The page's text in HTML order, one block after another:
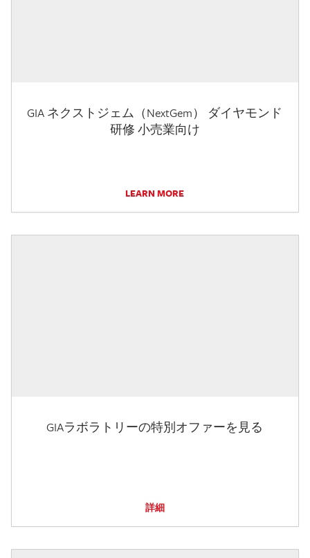
GIA ネクストジェム（NextGem） ダイヤモンド
研修 小売業向け
LEARN MORE
GIAラボラトリーの特別オファーを見る
詳細